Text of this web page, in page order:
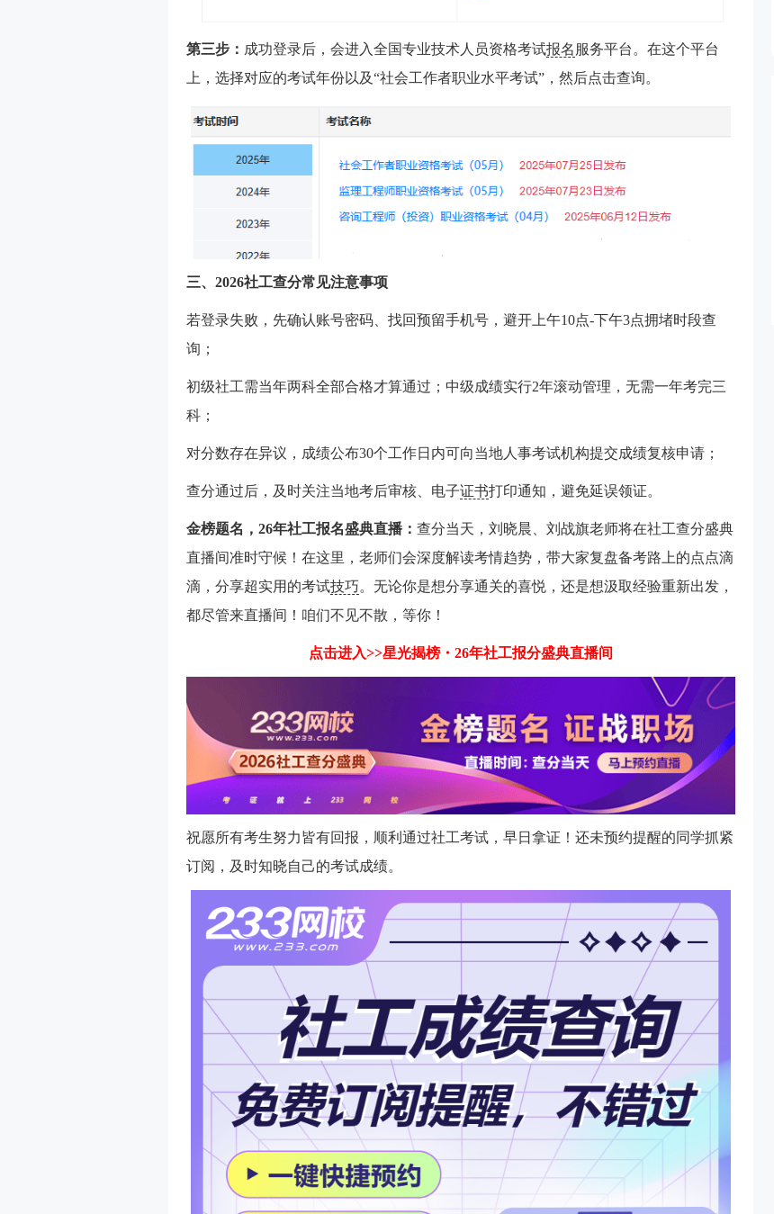
第三步： 成功登录后，会进入全国专业技术人员资格考试报名 服务平台。在这个平台
上，选择对应的考试年份以及“社会工作者职业水平考试”，然后点击查询。
三、2026社工查分常见注意事项
若登录失败，先确认账号密码、找回预留手机号，避开上午10点-下午3点拥堵时段查
询；
初级社工需当年两科全部合格才算通过；中级成绩实行2年滚动管理，无需一年考完三
科；
对分数存在异议，成绩公布30个工作日内可向当地人事考试机构提交成绩复核申请；
查分通过后，及时关注当地考后审核、电子证书打印通知，避免延误领证。
金榜题名，26年社工报名盛典直播： 查分当天，刘晓晨、刘战旗老师将在社工查分盛典
直播间准时守候！在这里，老师们会深度解读考情趋势，带大家复盘备考路上的点点滴
滴，分享超实用的考试技巧。无论你是想分享通关的喜悦，还是想汲取经验重新出发，
都尽管来直播间！咱们不见不散，等你！
点击进入>>星光揭榜・26年社工报分盛典直播间
祝愿所有考生努力皆有回报，顺利通过社工考试，早日拿证！还未预约提醒的同学抓紧
订阅，及时知晓自己的考试成绩。